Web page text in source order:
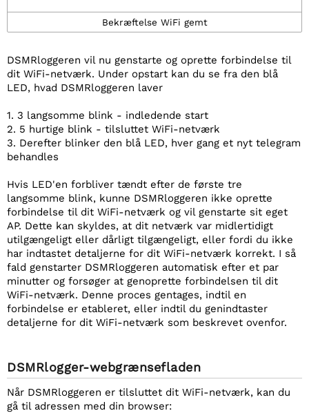
Bekræftelse WiFi gemt
DSMRloggeren vil nu genstarte og oprette forbindelse til
dit WiFi-netværk. Under opstart kan du se fra den blå
LED, hvad DSMRloggeren laver
1. 3 langsomme blink - indledende start
2. 5 hurtige blink - tilsluttet WiFi-netværk
3. Derefter blinker den blå LED, hver gang et nyt telegram
behandles
Hvis LED'en forbliver tændt efter de første tre
langsomme blink, kunne DSMRloggeren ikke oprette
forbindelse til dit WiFi-netværk og vil genstarte sit eget
AP. Dette kan skyldes, at dit netværk var midlertidigt
utilgængeligt eller dårligt tilgængeligt, eller fordi du ikke
har indtastet detaljerne for dit WiFi-netværk korrekt. I så
fald genstarter DSMRloggeren automatisk efter et par
minutter og forsøger at genoprette forbindelsen til dit
WiFi-netværk. Denne proces gentages, indtil en
forbindelse er etableret, eller indtil du genindtaster
detaljerne for dit WiFi-netværk som beskrevet ovenfor.
DSMRlogger-webgrænsefladen
Når DSMRloggeren er tilsluttet dit WiFi-netværk, kan du
gå til adressen med din browser: